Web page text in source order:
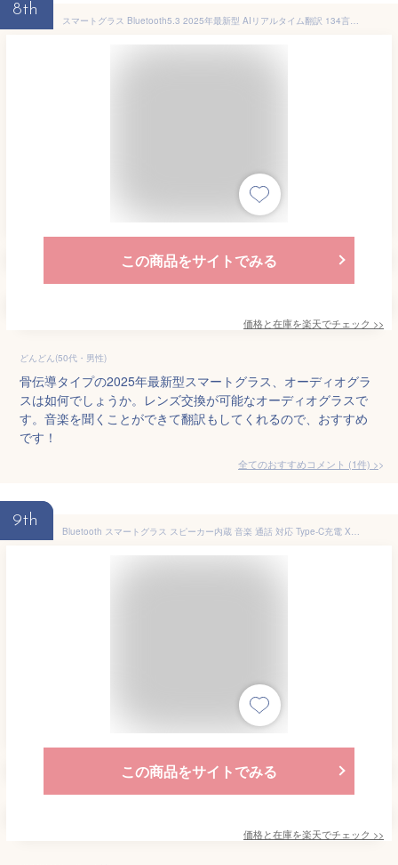
8th
スマートグラス Bluetooth5.3 2025年最新型 AIリアルタイム翻訳 134言語対応 変色調光レンズ 骨伝導オーディオ UV400 ブルーライトカット 音楽・通話可能 多機能 ビジネス/旅行/スポーツ
この商品をサイトでみる
価格と在庫を楽天でチェック >>
どんどん(50代・男性)
骨伝導タイプの2025年最新型スマートグラス、オーディオグラ
スは如何でしょうか。レンズ交換が可能なオーディオグラスで
す。音楽を聞くことができて翻訳もしてくれるので、おすすめ
です！
全てのおすすめコメント (1件) >
9th
Bluetooth スマートグラス スピーカー内蔵 音楽 通話 対応 Type-C充電 XG88Pro XG89 音声アシスタント Siri Google対応 ワイヤレスサングラス 軽量36g アウトドア スポーツ オーディオグラス オープンイヤー イヤホン スマホ連携 ギフト プレゼント
この商品をサイトでみる
価格と在庫を楽天でチェック >>